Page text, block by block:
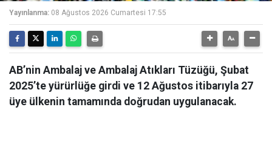
Yayınlanma: 08 Ağustos 2026 Cumartesi 17:55
AB’nin Ambalaj ve Ambalaj Atıkları Tüzüğü, Şubat
2025’te yürürlüğe girdi ve 12 Ağustos itibarıyla 27
üye ülkenin tamamında doğrudan uygulanacak.